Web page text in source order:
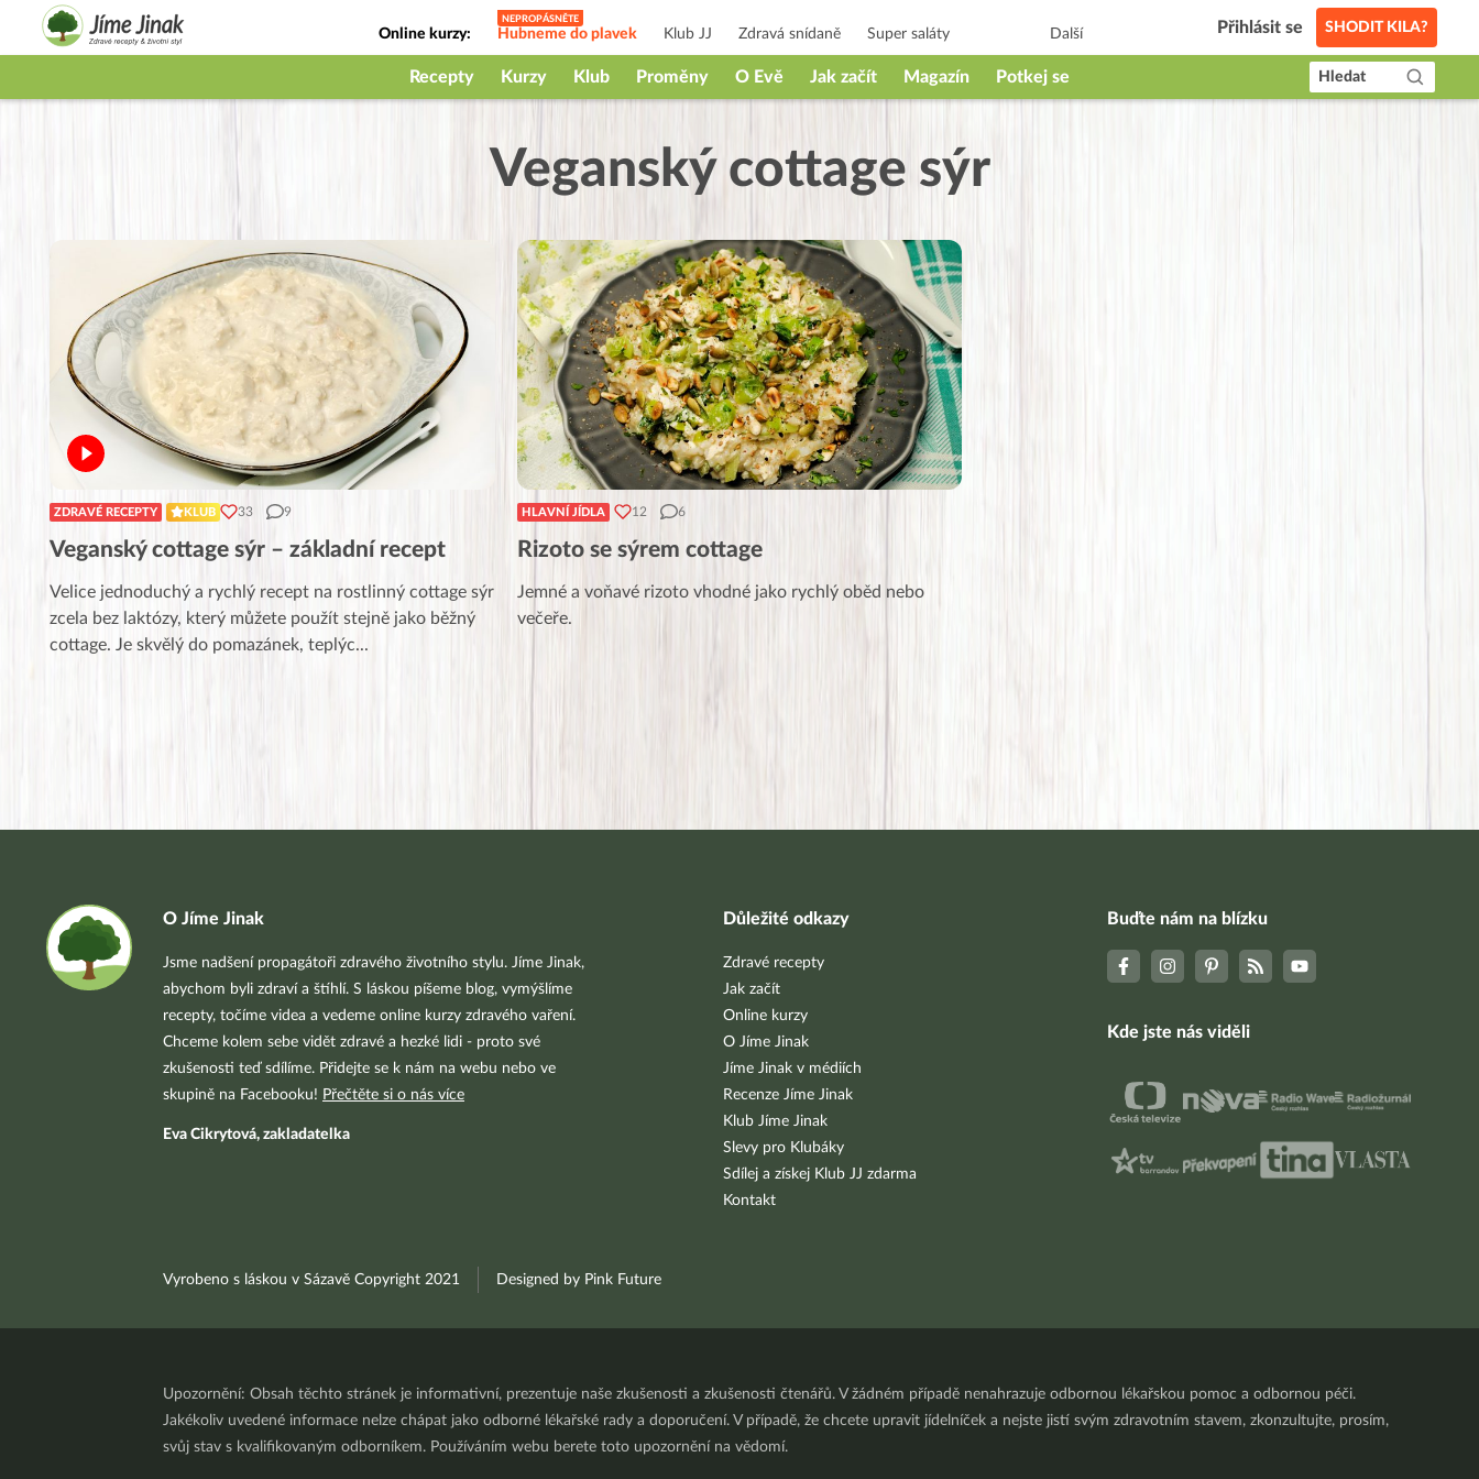
Online kurzy: Hubneme do plavek Klub JJ Zdravá snídaně Super saláty
Jak na babičky
Další Přihlásit se SHODIT KILA?
Recepty Kurzy Klub Proměny O Evě Jak začít Magazín Potkej se Hledat
Veganský cottage sýr
ZDRAVÉ RECEPTY KLUB 33 9
Veganský cottage sýr – základní recept
Velice jednoduchý a rychlý recept na rostlinný cottage sýr
zcela bez laktózy, který můžete použít stejně jako běžný
cottage. Je skvělý do pomazánek, teplýc...
HLAVNÍ JÍDLA 12 6
Rizoto se sýrem cottage
Jemné a voňavé rizoto vhodné jako rychlý oběd nebo
večeře.
O Jíme Jinak
Jsme nadšení propagátoři zdravého životního stylu. Jíme Jinak,
abychom byli zdraví a štíhlí. S láskou píšeme blog, vymýšlíme
recepty, točíme videa a vedeme online kurzy zdravého vaření.
Chceme kolem sebe vidět zdravé a hezké lidi - proto své
zkušenosti teď sdílíme. Přidejte se k nám na webu nebo ve
skupině na Facebooku! Přečtěte si o nás více
Eva Cikrytová, zakladatelka
Důležité odkazy
Zdravé recepty
Jak začít
Online kurzy
O Jíme Jinak
Jíme Jinak v médiích
Recenze Jíme Jinak
Klub Jíme Jinak
Slevy pro Klubáky
Sdílej a získej Klub JJ zdarma
Kontakt
Buďte nám na blízku
Kde jste nás viděli
Vyrobeno s láskou v Sázavě Copyright 2021 Designed by Pink Future
Upozornění: Obsah těchto stránek je informativní, prezentuje naše zkušenosti a zkušenosti čtenářů. V žádném případě nenahrazuje odbornou lékařskou pomoc a odbornou péči.
Jakékoliv uvedené informace nelze chápat jako odborné lékařské rady a doporučení. V případě, že chcete upravit jídelníček a nejste jistí svým zdravotním stavem, zkonzultujte, prosím,
svůj stav s kvalifikovaným odborníkem. Používáním webu berete toto upozornění na vědomí.